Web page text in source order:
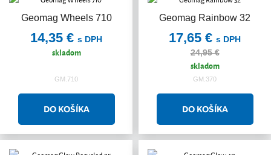
Geomag Wheels 710
14,35 € s DPH
skladom
GM.710
Geomag Rainbow 32
Akcia
17,65 € s DPH
24,95 €
skladom
GM.370